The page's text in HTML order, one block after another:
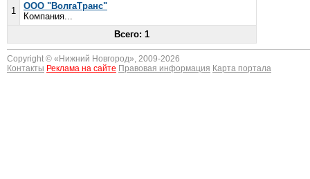
1
ООО "ВолгаТранс"
Компания...
Всего: 1
Copyright © « Нижний Новгород», 2009-2026
Контакты Реклама на сайте Правовая информация Карта портала